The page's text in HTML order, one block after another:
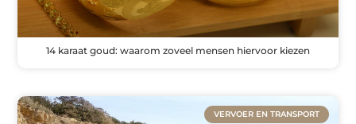
14 karaat goud: waarom zoveel mensen hiervoor kiezen
VERVOER EN TRANSPORT